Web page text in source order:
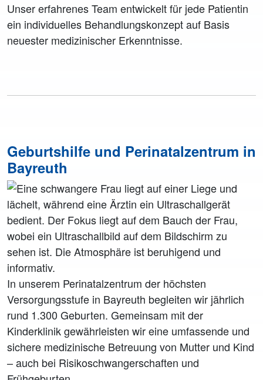
Unser erfahrenes Team entwickelt für jede Patientin
ein individuelles Behandlungskonzept auf Basis
neuester medizinischer Erkenntnisse.
Geburtshilfe und Perinatalzentrum in
Bayreuth
In unserem Perinatalzentrum der höchsten
Versorgungsstufe in Bayreuth begleiten wir jährlich
rund 1.300 Geburten. Gemeinsam mit der
Kinderklinik gewährleisten wir eine umfassende und
sichere medizinische Betreuung von Mutter und Kind
– auch bei Risikoschwangerschaften und